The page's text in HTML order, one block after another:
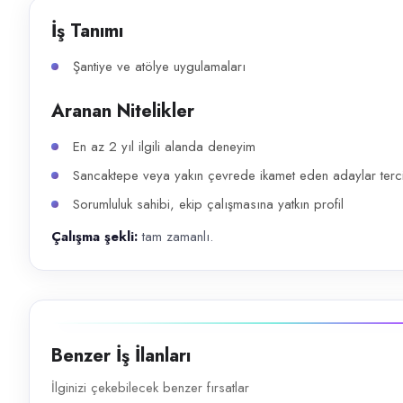
Başvuru kanalları
WhatsApp, Telegram, Telefon
İlan açıklaması
Şantiye ve atölye uygulamaları Aranan Nitelikler En az 2 yıl ilgili
İş Tanımı
Şantiye ve atölye uygulamaları
Aranan Nitelikler
En az 2 yıl ilgili alanda deneyim
Sancaktepe veya yakın çevrede ikamet eden adaylar
Sorumluluk sahibi, ekip çalışmasına yatkın profil
Çalışma şekli:tam zamanlı.
Benzer İş İlanları
İlginizi çekebilecek benzer fırsatlar